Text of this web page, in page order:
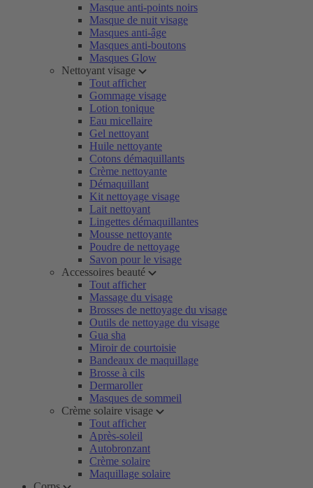
Masque anti-points noirs
Masque de nuit visage
Masques anti-âge
Masques anti-boutons
Masques Glow
Nettoyant visage
Tout afficher
Gommage visage
Lotion tonique
Eau micellaire
Gel nettoyant
Huile nettoyante
Cotons démaquillants
Crème nettoyante
Démaquillant
Kit nettoyage visage
Lait nettoyant
Lingettes démaquillantes
Mousse nettoyante
Poudre de nettoyage
Savon pour le visage
Accessoires beauté
Tout afficher
Massage du visage
Brosses de nettoyage du visage
Outils de nettoyage du visage
Gua sha
Miroir de courtoisie
Bandeaux de maquillage
Brosse à cils
Dermaroller
Masques de sommeil
Crème solaire visage
Tout afficher
Après-soleil
Autobronzant
Crème solaire
Maquillage solaire